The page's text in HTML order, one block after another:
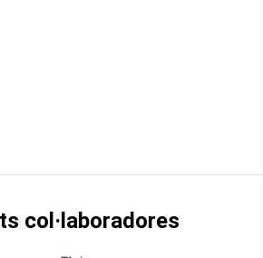
col·laboradores